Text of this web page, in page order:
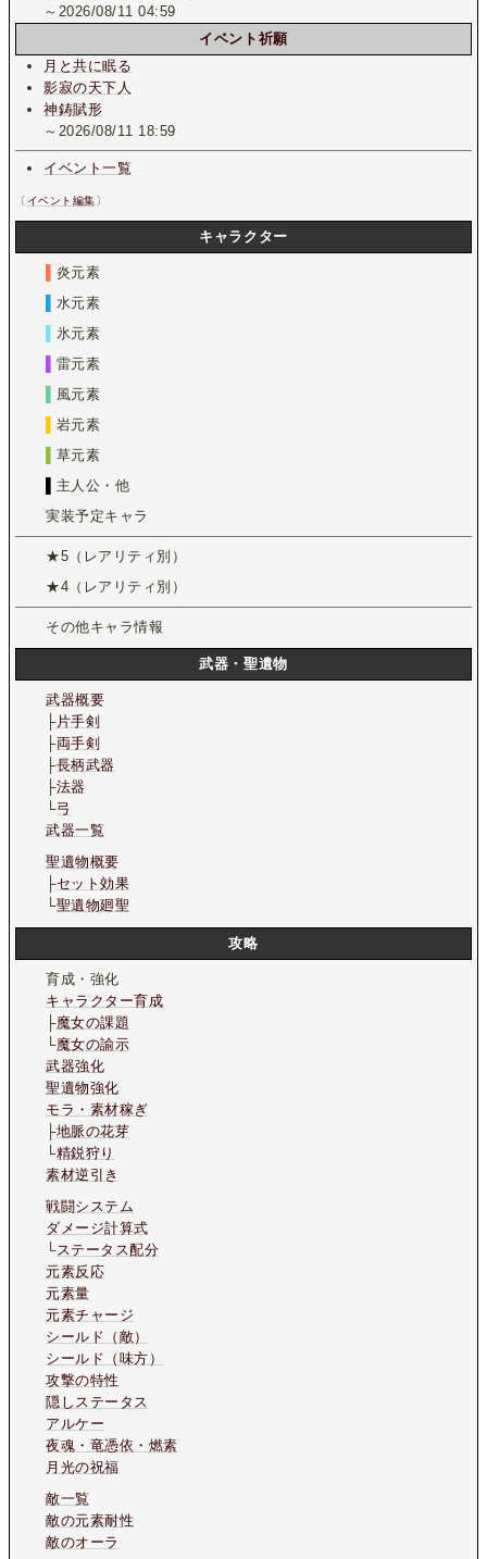
～2026/08/11 04:59
イベント祈願
月と共に眠る
影寂の天下人
神鋳賦形
～2026/08/11 18:59
イベント一覧
〔 イベント編集〕
キャラクター
炎元素
水元素
氷元素
雷元素
風元素
岩元素
草元素
主人公・他
実装予定キャラ
★5（レアリティ別）
★4（レアリティ別）
その他キャラ情報
武器・聖遺物
武器概要
├片手剣
├両手剣
├長柄武器
├法器
└弓
武器一覧
聖遺物概要
├セット効果
└聖遺物廻聖
攻略
育成・強化
キャラクター育成
├魔女の課題
└魔女の諭示
武器強化
聖遺物強化
モラ・素材稼ぎ
├地脈の花芽
└精鋭狩り
素材逆引き
戦闘システム
ダメージ計算式
└ステータス配分
元素反応
元素量
元素チャージ
シールド（敵）
シールド（味方）
攻撃の特性
隠しステータス
アルケー
夜魂・竜憑依・燃素
月光の祝福
敵一覧
敵の元素耐性
敵のオーラ